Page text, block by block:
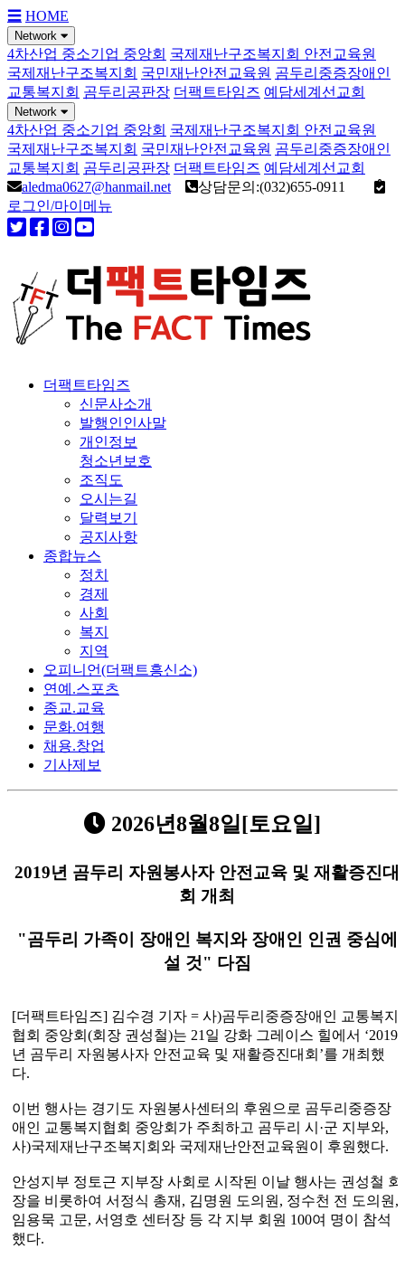
☰ HOME
Network
4차산업 중소기업 중앙회 국제재난구조복지회 안전교육원
국제재난구조복지회 국민재난안전교육원 곰두리중증장애인
교통복지회 곰두리공판장 더팩트타임즈 예담세계선교회
Network
4차산업 중소기업 중앙회 국제재난구조복지회 안전교육원
국제재난구조복지회 국민재난안전교육원 곰두리중증장애인
교통복지회 곰두리공판장 더팩트타임즈 예담세계선교회
aledma0627@hanmail.net
상담문의:(032)655-0911
로그인/마이메뉴
더팩트타임즈
신문사소개
발행인인사말
개인정보
청소년보호
조직도
오시는길
달력보기
공지사항
종합뉴스
정치
경제
사회
복지
지역
오피니언(더팩트흥신소)
연예.스포츠
종교.교육
문화.여행
채용.창업
기사제보
2026년8월8일[토요일]
2019년 곰두리 자원봉사자 안전교육 및 재활증진대
회 개최
"곰두리 가족이 장애인 복지와 장애인 인권 중심에
설 것" 다짐
[더팩트타임즈] 김수경 기자 = 사)곰두리중증장애인 교통복지
협회 중앙회 (회장 권성철)는 21 일 강화 그레이스 힐에서 ‘2019
년 곰두리 자원봉사자 안전교육 및 재활증진대회 ’를 개최했
다.
이번 행사는 경기도 자원봉사센터의 후원으로 곰두리중증장
애인 교통복지협회 중앙회가 주최하고 곰두리 시 ·군 지부와,
사)국제재난구조복지회와 국제재난안전교육원이 후원했다.
안성지부 정토근 지부장 사회로 시작된 이날 행사는 권성철 회
장을 비롯하여 서정식 총재 , 김명원 도의원 , 정수천 전 도의원 ,
임용묵 고문, 서영호 센터장 등 각 지부 회원 100여 명이 참석
했다.